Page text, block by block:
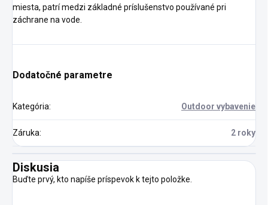
miesta, patrí medzi základné príslušenstvo používané pri
záchrane na vode.
Dodatočné parametre
Kategória: Outdoor vybavenie
Záruka: 2 roky
Diskusia
Buďte prvý, kto napíše príspevok k tejto položke.